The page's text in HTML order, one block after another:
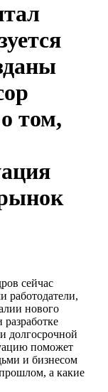
том,
сейчас
работодатели,
нового
долгосрочной
поможет
и бизнесом
а какие